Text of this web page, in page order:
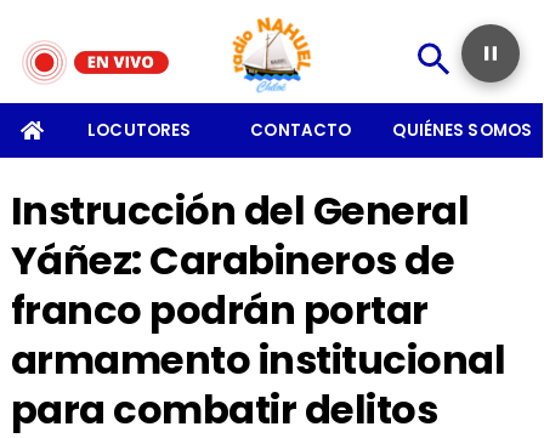
LOCUTORES CONTACTO QUIÉNES SOMOS
Instrucción del General
Yáñez: Carabineros de
franco podrán portar
armamento institucional
para combatir delitos